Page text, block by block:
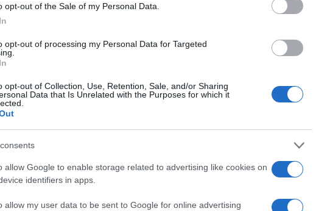
opt-out of the Sale of my Personal Data.
opt-out of processing my Personal Data for Targeted
opt-out of Collection, Use, Retention, Sale, and/or Sharing
Data that Is Unrelated with the Purposes for which it
allow Google to enable storage related to advertising like cookies on
identifiers in apps.
allow my user data to be sent to Google for online advertising
die toegankelijk is via privé wallets, waarmee
die de prijsbeweging van
2
3
5